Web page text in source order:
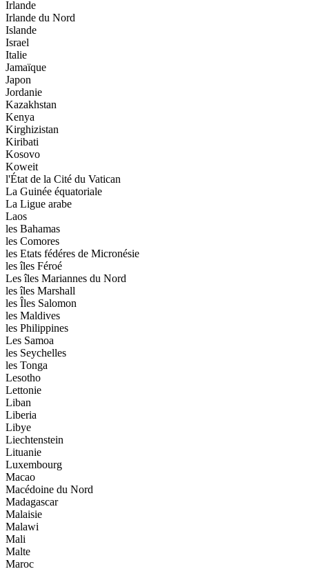
Irlande
Irlande du Nord
Islande
Israel
Italie
Jamaïque
Japon
Jordanie
Kazakhstan
Kenya
Kirghizistan
Kiribati
Kosovo
Koweit
l'État de la Cité du Vatican
La Guinée équatoriale
La Ligue arabe
Laos
les Bahamas
les Comores
les Etats fédéres de Micronésie
les îles Féroé
Les îles Mariannes du Nord
les îles Marshall
les Îles Salomon
les Maldives
les Philippines
Les Samoa
les Seychelles
les Tonga
Lesotho
Lettonie
Liban
Liberia
Libye
Liechtenstein
Lituanie
Luxembourg
Macao
Macédoine du Nord
Madagascar
Malaisie
Malawi
Mali
Malte
Maroc